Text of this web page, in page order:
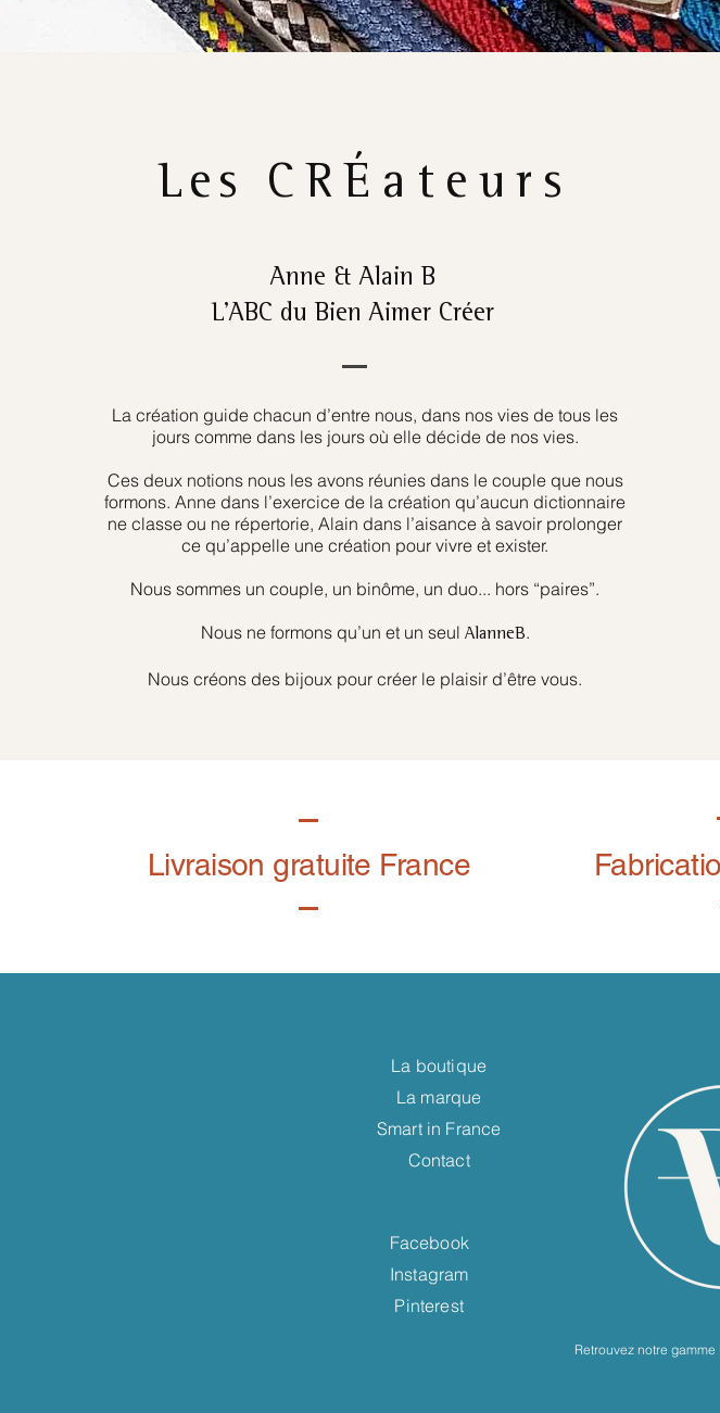
Les CRÉateurs
Anne & Alain B
L’ABC du Bien Aimer Créer
La création guide chacun d’entre nous, dans nos vies de tous les
jours comme dans les jours où elle décide de nos vies.
Ces deux notions nous les avons réunies dans le couple que nous
formons. Anne dans l’exercice de la création qu’aucun dictionnaire
ne classe ou ne répertorie, Alain dans l’aisance à savoir prolonger
ce qu’appelle une création pour vivre et exister.
Nous sommes un couple, un binôme, un duo... hors “paires”.
Nous ne formons qu’un et un seul AlanneB.
Nous créons des bijoux pour créer le plaisir d’être vous.
Livraison gratuite France
La boutique
La marque
Smart in France
Contact
Facebook
Instagram
Pinterest
Retrouvez notre gamme